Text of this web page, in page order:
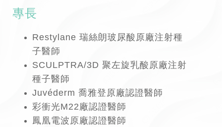
專長
Restylane 瑞絲朗玻尿酸原廠注射種
子醫師
SCULPTRA/3D 聚左旋乳酸原廠注射
種子醫師
Juvéderm 喬雅登原廠認證醫師
彩衝光M22廠認證醫師
鳳凰電波原廠認證醫師